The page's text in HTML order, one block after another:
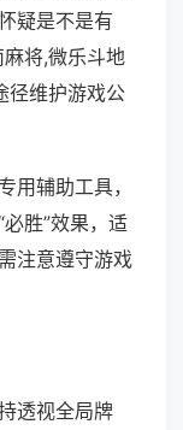
疑是不是有
将,微乐斗地
径维护游戏公
用辅助工具，
胜”效果，适
注意遵守游戏
透视全局牌